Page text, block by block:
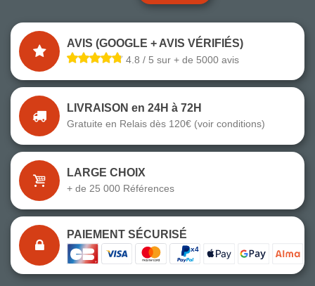
AVIS (GOOGLE + AVIS VÉRIFIÉS)
4.8 / 5 sur + de 5000 avis
LIVRAISON en 24H à 72H
Gratuite en Relais dès 120€ (voir conditions)
LARGE CHOIX
+ de 25 000 Références
PAIEMENT SÉCURISÉ